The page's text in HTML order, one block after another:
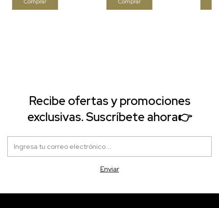
Recibe ofertas y promociones
exclusivas. Suscríbete ahora👉